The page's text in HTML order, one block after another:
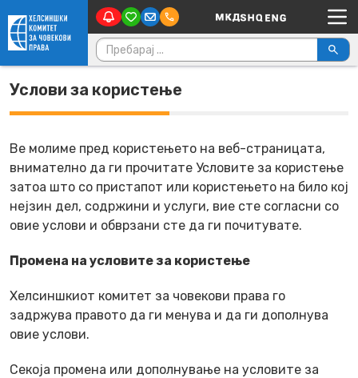
Skip to content Main Navigation
Пребарувај за:
Услови за користење
Ве молиме пред користењето на веб-страницата,
внимателно да ги прочитате Условите за користење
затоа што со пристапот или користењето на било кој
нејзин дел, содржини и услуги, вие сте согласни со
овие услови и обврзани сте да ги почитувате.
Промена на условите за користење
Хелсиншкиот комитет за човекови права го
задржува правото да ги менува и да ги дополнува
овие услови.
Секоја промена или дополнување на условите за